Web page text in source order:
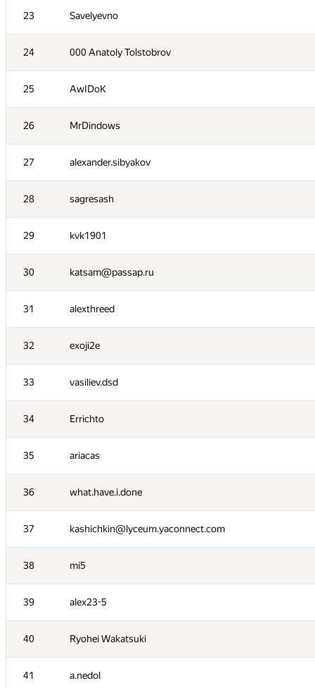
23 Savelyevno
24 000 Anatoly Tolstobrov
25 AwIDoK
26 MrDindows
27 alexander.sibyakov
28 sagresash
29 kvk1901
30 katsam@passap.ru
31 alexthreed
32 exoji2e
33 vasiliev.dsd
34 Errichto
35 ariacas
36 what.have.i.done
37 kashichkin@lyceum.yaconnect.com
38 mi5
39 alex23-5
40 Ryohei Wakatsuki
41 a.nedol
6 lo-r-d4
7 namnefternamn
8 Андрей Борзяк
9 Рамис Ямилов
10 vpike
11 constkir2016
12 fengsuiyan
13 Вадим Бездушний
14 FallenTurret
15 BudAlNik
16 Robin Fritsch
17 Sergey Shcheglov
18 dvp
19 Андрей Смирдин
20 ViktorAdynets
21 vvedensky
22 YuChen Zhou
23 Savelyevno
24 000 Anatoly Tolstobrov